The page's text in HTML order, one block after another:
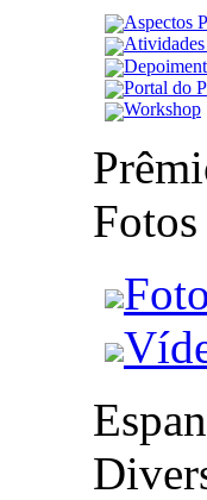
Aspectos
Portal do
Workshop
Prêmio
Fotos